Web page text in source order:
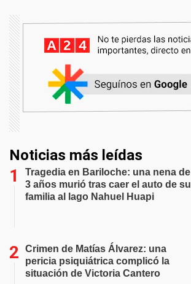
Noticias más leídas
Tragedia en Bariloche: una nena de
3 años murió tras caer el auto de su
familia al lago Nahuel Huapi
Crimen de Matías Álvarez: una
pericia psiquiátrica complicó la
situación de Victoria Cantero